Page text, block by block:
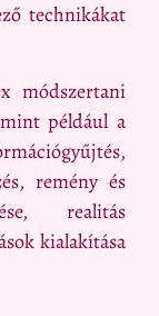
technikákat
módszertani
például a
remény és
realitás
kialakítása